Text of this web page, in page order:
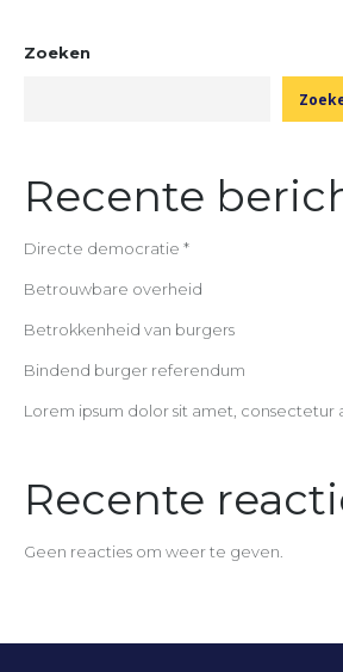
Zoeken
Recente
Directe democratie *
Betrouwbare overheid
Betrokkenheid van burgers
Bindend burger referendum
Lorem ipsum dolor sit amet, consectetur
Recente
Geen reacties om weer te geven.